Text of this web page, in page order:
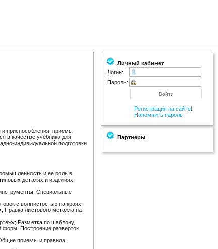
приспособления, приемы
в качестве учебника для
индивидуальной подготовки
и ее роль в
деталях и изделиях,
Специальные
с волнистостью на краях;
Правка листового металла на
Разметка по шаблону,
форм; Построение разверток
приемы и правила
Личный кабинет
Логин:
Пароль:
Регистрация на сайте!
Напомнить пароль
Партнеры